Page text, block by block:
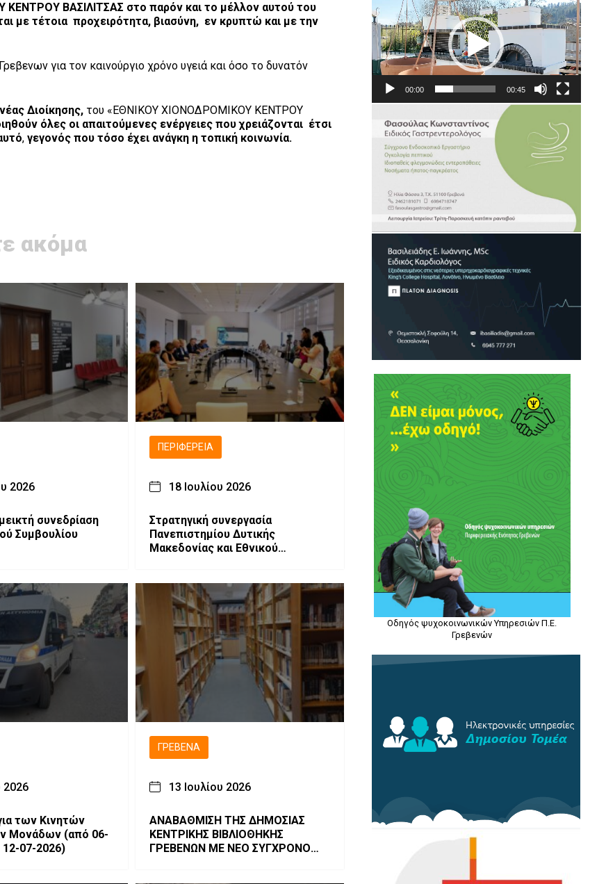
ΒΑΣΙΛΙΤΣΑΣ στο παρόν και το μέλλον αυτού του
με τέτοια προχειρότητα, βιασύνη, εν κρυπτώ και με την
για τον καινούργιο χρόνο υγειά και όσο το δυνατόν
Διοίκησης, του «ΕΘΝΙΚΟΥ ΧΙΟΝΟΔΡΟΜΙΚΟΥ ΚΕΝΤΡΟΥ
όλες οι απαιτούμενες ενέργειες που χρειάζονται έτσι
,γεγονός που τόσο έχει ανάγκη η τοπική κοινωνία.
ακόμα
2026
συνεδρίαση
Συμβουλίου
ΠΕΡΙΦΈΡΕΙΑ
18 Ιουλίου 2026
Στρατηγική συνεργασία
Πανεπιστημίου Δυτικής
Μακεδονίας και Εθνικού
τεχνολογίες
2026
των Κινητών
(από 06-
07-2026)
ΓΡΕΒΕΝΆ
13 Ιουλίου 2026
ΑΝΑΒΑΘΜΙΣΗ ΤΗΣ ΔΗΜΟΣΙΑΣ
ΚΕΝΤΡΙΚΗΣ ΒΙΒΛΙΟΘΗΚΗΣ
ΓΡΕΒΕΝΩΝ ΜΕ ΝΕΟ ΣΥΓΧΡΟΝΟ
Αναπαραγωγής
Βίντεο
00:00 00:45
Οδηγός ψυχοκοινωνικών Υπηρεσιών Π.Ε.
Γρεβενών